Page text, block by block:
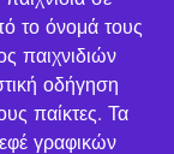
το όνομά τους
παιχνιδιών
οδήγηση
παίκτες. Τα
γραφικών